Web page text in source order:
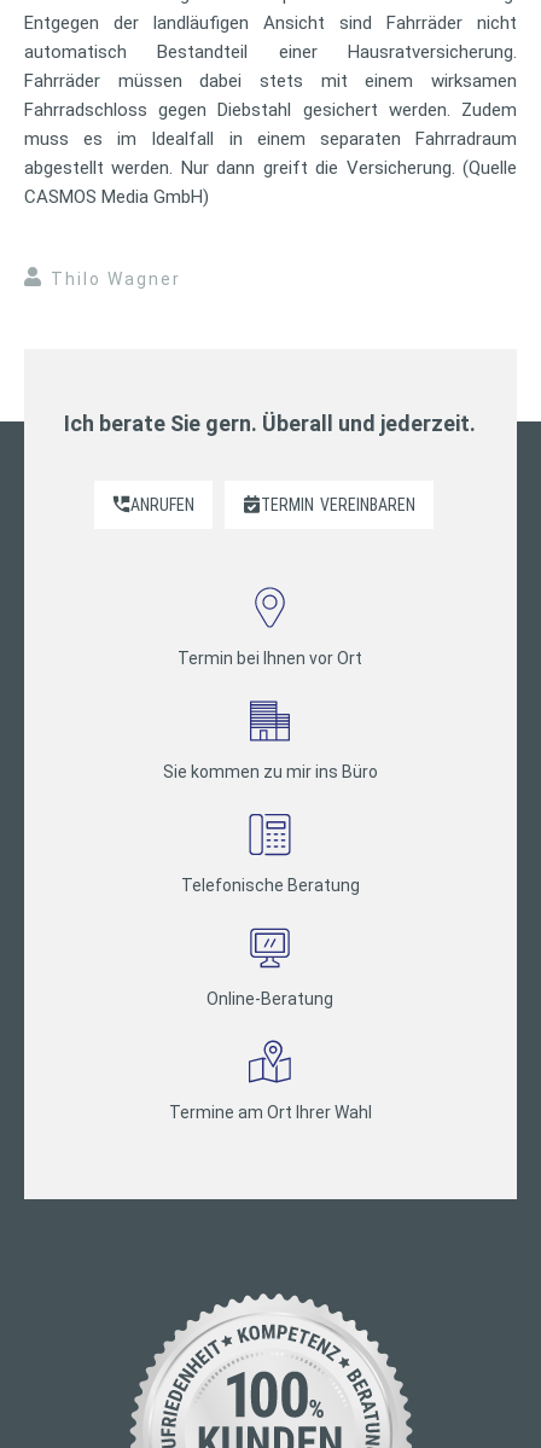
Entgegen der landläufigen Ansicht sind Fahrräder nicht
automatisch Bestandteil einer Hausratversicherung.
Fahrräder müssen dabei stets mit einem wirksamen
Fahrradschloss gegen Diebstahl gesichert werden. Zudem
muss es im Idealfall in einem separaten Fahrradraum
abgestellt werden. Nur dann greift die Versicherung. (Quelle
CASMOS Media GmbH)
Thilo Wagner
Ich berate Sie gern. Überall und jederzeit.
ANRUFEN TERMIN VEREINBAREN
Termin bei Ihnen vor Ort
Sie kommen zu mir ins Büro
Telefonische Beratung
Online-Beratung
Termine am Ort Ihrer Wahl